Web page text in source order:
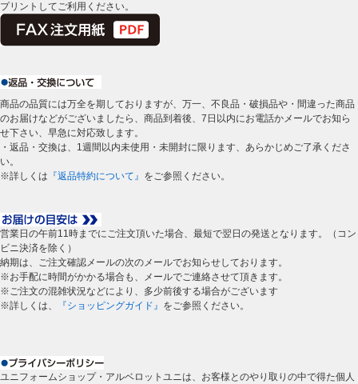
プリントしてご利用ください。
商品の品質には万全を期しておりますが、万一、不良品・破損品や・間違った商品
のお届けなどがございましたら、商品到着後、7日以内にお電話かメールでお知ら
せ下さい、早急に対応致します。
・返品・交換は、1週間以内未使用・未開封に限ります、あらかじめご了承くださ
い。
※詳しくは 『返品特約について』 をご参照ください。
営業日の午前11時までにご注文頂いた場合、最短で翌日の発送となります。（コン
ビニ決済を除く）
納期は、ご注文確認メールの次のメールでお知らせしております。
※お手配に時間がかかる場合も、メールでご連絡させて頂きます。
※ご注文の混雑状況などにより、多少前後する場合がございます
※詳しくは、
『ショッピングガイド』 をご参照ください。
ユニフォームショップ・アルベロットユニは、お客様とのやり取りの中で得た個人